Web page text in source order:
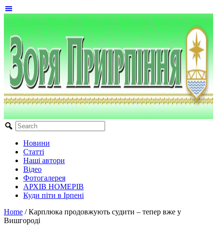
Новини
Статті
Наші автори
Відео
Фотогалерея
АРХІВ НОМЕРІВ
Куди піти в Ірпені
Home / Карплюка продовжують судити – тепер вже у
Вишгороді